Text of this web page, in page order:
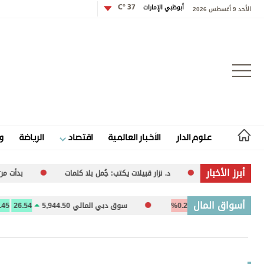
الأحد 9 أغسطس 2026 أبوظبي الإمارات 37 °C
علوم الدار الأخبار العالمية اقتصاد الرياضة
علوم الدار
الأخبار العالمية
اقتصاد
الرياضة
أبرز الأخبار
د. نزار قبيلات يكتب: جُمل بلا كلمات بدأت من «فيس بوك» وصدرت
أسواق المال
-0.26% سوق دبي المالي 5,944.50 26.54
0.45%